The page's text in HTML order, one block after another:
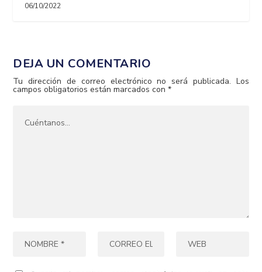
06/10/2022
DEJA UN COMENTARIO
Tu dirección de correo electrónico no será publicada. Los
campos obligatorios están marcados con*